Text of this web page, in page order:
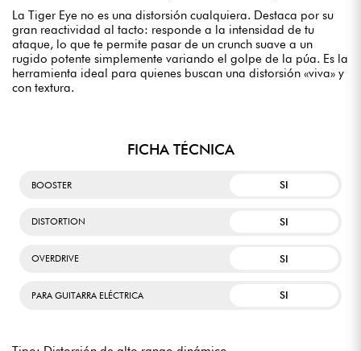
La Tiger Eye no es una distorsión cualquiera. Destaca por su
gran reactividad al tacto: responde a la intensidad de tu
ataque, lo que te permite pasar de un crunch suave a un
rugido potente simplemente variando el golpe de la púa. Es la
herramienta ideal para quienes buscan una distorsión «viva» y
con textura.
FICHA TÉCNICA
BOOSTER SI
DISTORTION SI
OVERDRIVE SI
PARA GUITARRA ELÉCTRICA SI